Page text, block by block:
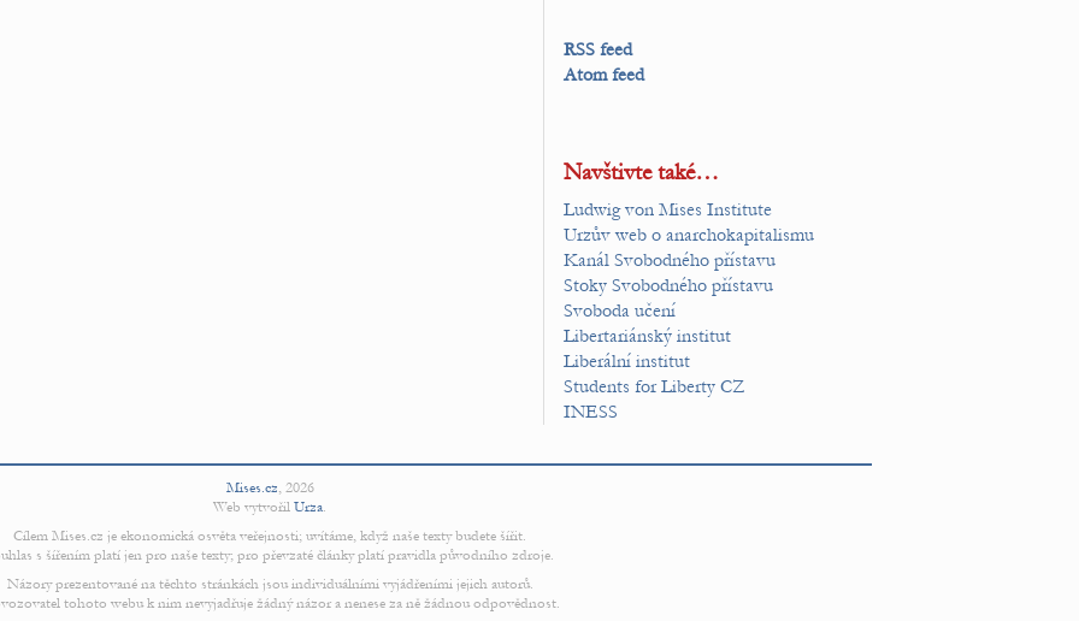
RSS feed
Atom feed
Navštivte také…
Ludwig von Mises Institute
Urzův web o anarchokapitalismu
Kanál Svobodného přístavu
Stoky Svobodného přístavu
Svoboda učení
Libertariánský institut
Liberální institut
Students for Liberty CZ
INESS
Mises.cz, 2026
Web vytvořil Urza.
Cílem Mises.cz je ekonomická osvěta veřejnosti; uvítáme, když naše texty budete šířit.
s šířením platí jen pro naše texty; pro převzaté články platí pravidla původního zdroje.
Názory prezentované na těchto stránkách jsou individuálními vyjádřeními jejich autorů.
tohoto webu k nim nevyjadřuje žádný názor a nenese za ně žádnou odpovědnost.